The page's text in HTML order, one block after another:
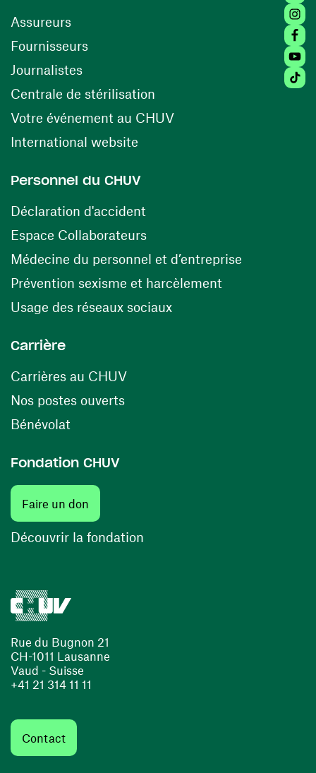
Rue du Bugnon 21
CH-1011 Lausanne
Vaud - Suisse
+41 21 314 11 11
Contact
Assureurs
Fournisseurs(ouvre une nouvelle fenêtre)
Journalistes
Centrale de stérilisation (ouvre une nouvelle
Votre événement au CHUV(ouvre une nouvelle
International website
Personnel du CHUV
Déclaration d'accident
Espace Collaborateurs(ouvre une nouvelle fenêtre)
Médecine du personnel et d’entreprise
Prévention sexisme et harcèlement
Usage des réseaux sociaux(ouvre une nouvelle
Carrière
Carrières au CHUV(ouvre une nouvelle fenêtre)
Nos postes ouverts(ouvre une nouvelle fenêtre)
Bénévolat
Fondation CHUV
Faire un don
Découvrir la fondation